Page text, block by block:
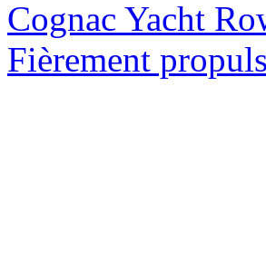
Cognac Yacht
Fièrement